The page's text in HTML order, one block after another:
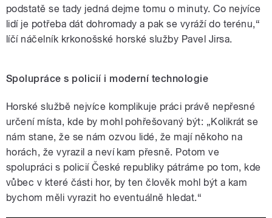
podstatě se tady jedná dejme tomu o minuty. Co nejvíce
lidí je potřeba dát dohromady a pak se vyráží do terénu,“
líčí náčelník krkonošské horské služby Pavel Jirsa.
Spolupráce s policií i moderní technologie
Horské službě nejvíce komplikuje práci právě nepřesné
určení místa, kde by mohl pohřešovaný být: „Kolikrát se
nám stane, že se nám ozvou lidé, že mají někoho na
horách, že vyrazil a neví kam přesně. Potom ve
spoluprácis policií České republiky pátráme po tom, kde
vůbec v které části hor, by ten člověk mohl být a kam
bychom měli vyrazit ho eventuálně hledat.“